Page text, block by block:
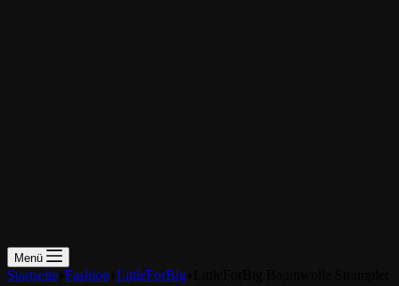
Menü
Startseite Fashion LittleForBig